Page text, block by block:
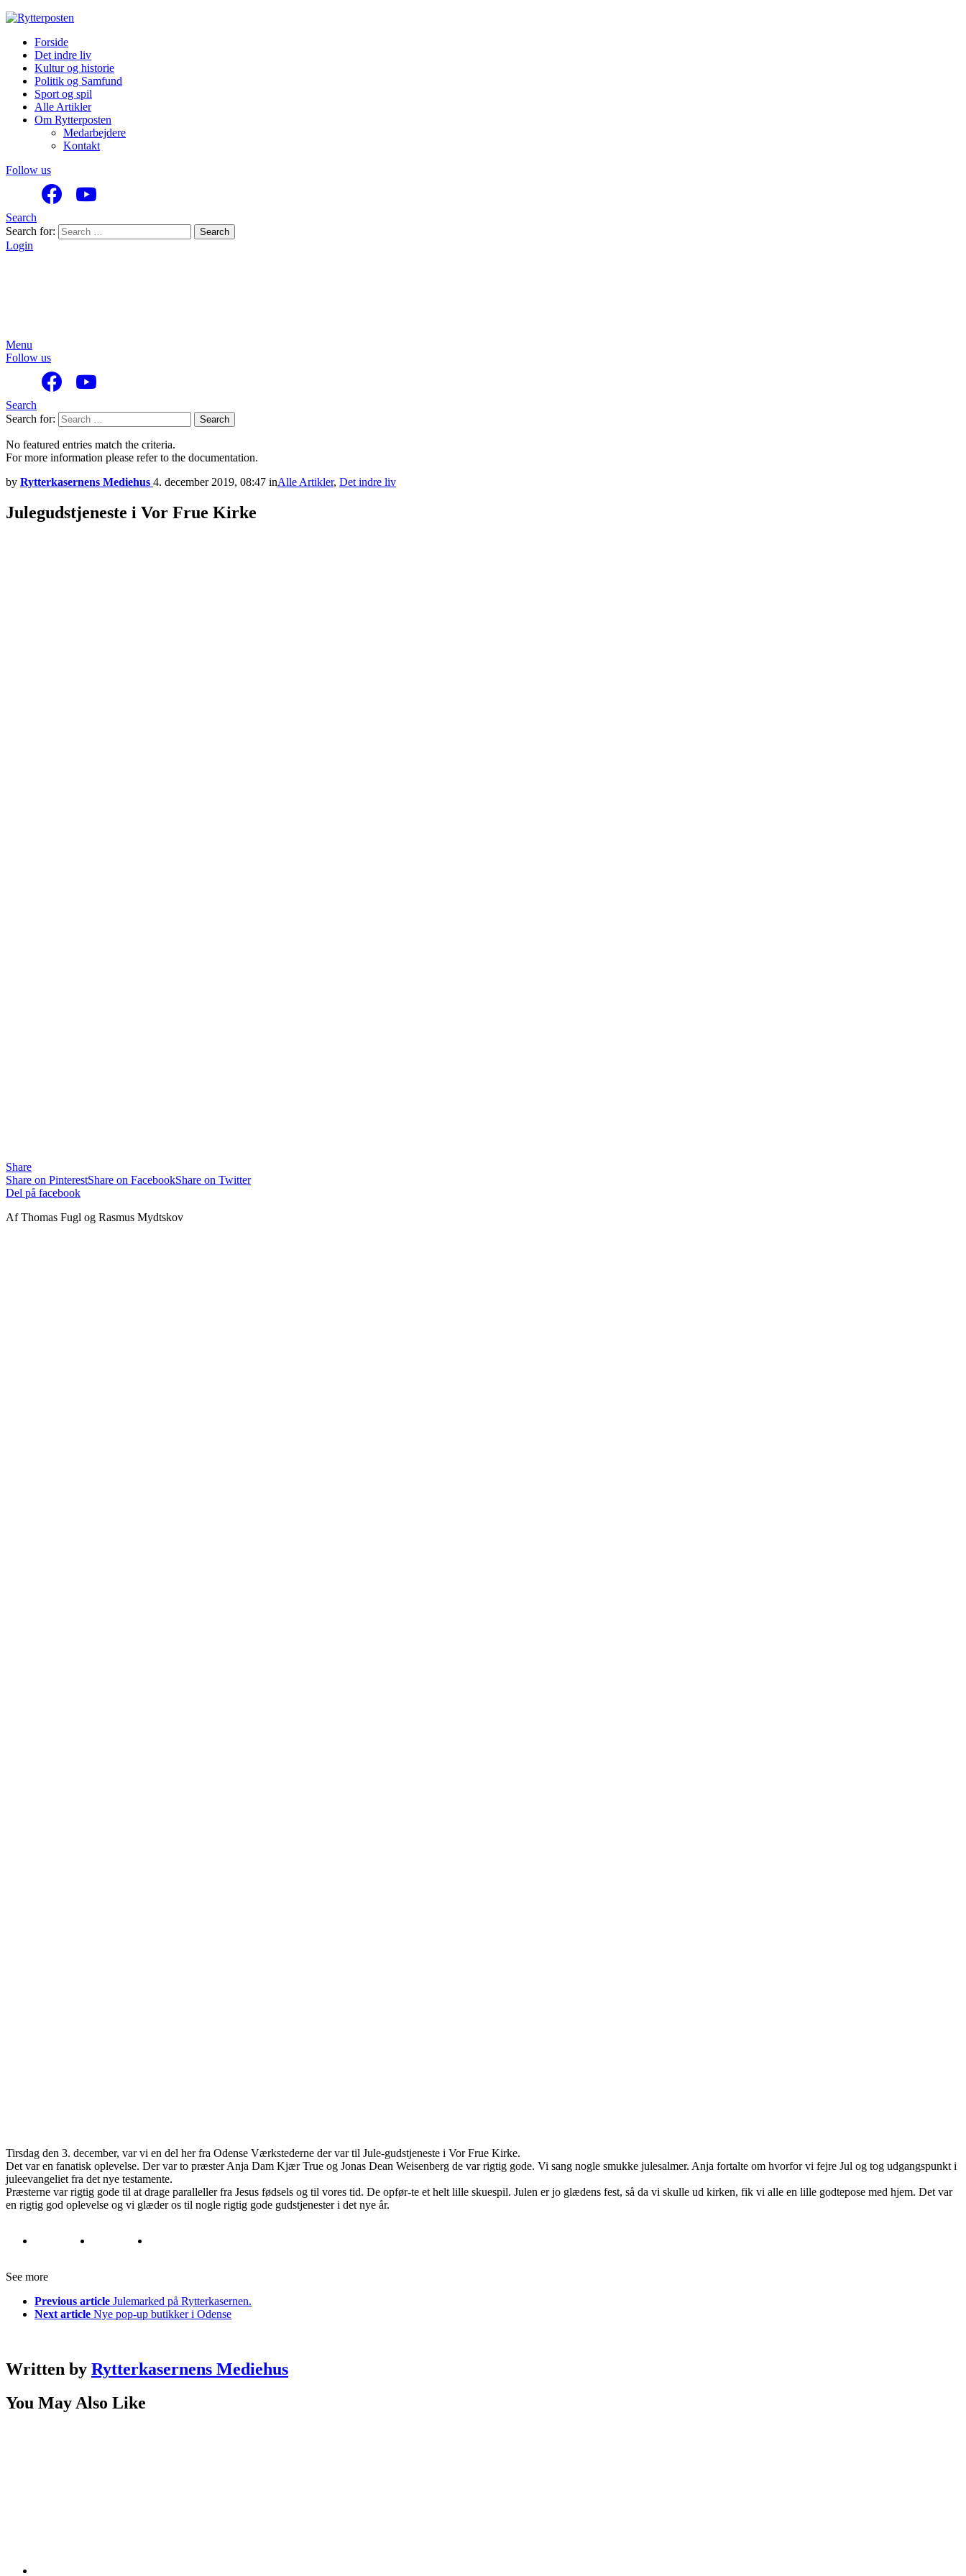
Forside
Det indre liv
Kultur og historie
Politik og Samfund
Sport og spil
Alle Artikler
Om Rytterposten
Medarbejdere
Kontakt
Follow us
Search
Search for:
Search
Login
Menu
Follow us
Search
Search for:
Search
No featured entries match the criteria.
For more information please refer to the documentation.
by Rytterkasernens Mediehus 4. december 2019, 08:47 inAlle Artikler, Det indre liv
Julegudstjeneste i Vor Frue Kirke
Share
Share on PinterestShare on FacebookShare on Twitter
Del på facebook
Af Thomas Fugl og Rasmus Mydtskov
Tirsdag den 3. december, var vi en del her fra Odense Værkstederne der var til Jule-gudstjeneste i Vor Frue Kirke.
Det var en fanatisk oplevelse. Der var to præster Anja Dam Kjær True og Jonas Dean Weisenberg de var rigtig gode. Vi sang nogle smukke julesalmer. Anja fortalte om hvorfor vi fejre Jul og tog udgangspunkt i
juleevangeliet fra det nye testamente.
Præsterne var rigtig gode til at drage paralleller fra Jesus fødsels og til vores tid. De opfør-te et helt lille skuespil. Julen er jo glædens fest, så da vi skulle ud kirken, fik vi alle en lille godtepose med hjem. Det var
en rigtig god oplevelse og vi glæder os til nogle rigtig gode gudstjenester i det nye år.
See more
Previous article Julemarked på Rytterkasernen.
Next article Nye pop-up butikker i Odense
Written by Rytterkasernens Mediehus
You May Also Like